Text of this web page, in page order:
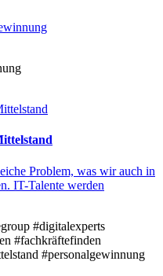
Problem, was wir auch in
IT-Talente werden
#digitalexperts
#fachkräftefinden
#personalgewinnung